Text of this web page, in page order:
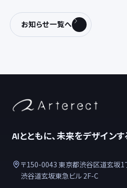
お知らせ一覧へ
AIとともに、未来をデザインす
〒150-0043 東京都渋谷区道玄坂1
渋谷道玄坂東急ビル 2F-C